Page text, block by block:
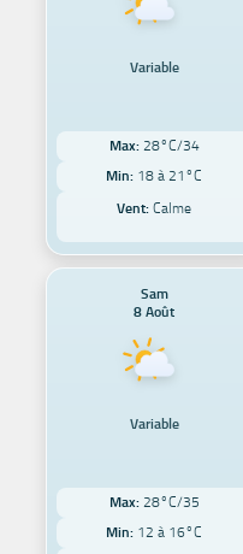
Variable
Max: 28°C/34
Min: 18 à 21°C
Vent: Calme
Sam
8 Août
Variable
Max: 28°C/35
Min: 12 à 16°C